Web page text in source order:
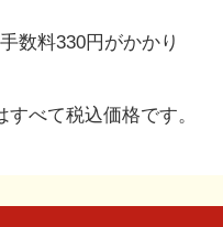
数料330円がかかり
べて税込価格です。